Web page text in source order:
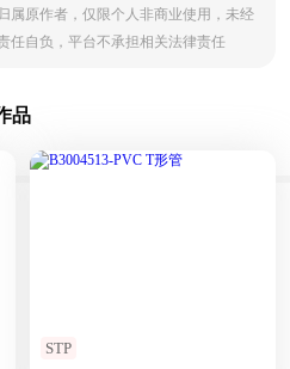
属原作者，仅限个人非商业使用，未经
任自负，平台不承担相关法律责任
品
STP